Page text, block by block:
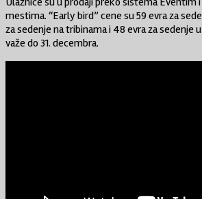
mestima. “Early bird” cene su 59 evra za
za sedenje na tribinama i 48 evra za sedenje
važe do 31. decembra.